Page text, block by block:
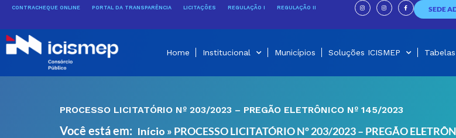
conteúdo
CONTRACHEQUE ONLINE PORTAL DA TRANSPARÊNCIA LICITAÇÕES REGULAÇÃO I REGULAÇÃO II
I
n
s
t
g
I
n
s
t
g
F
a
c
e
o
SEDE
Home Institucional Municípios Soluções ICISMEP Tabelas
PROCESSO LICITATÓRIO Nº 203/2023 – PREGÃO ELETRÔNICO Nº 145/2023
Você está em: Início » PROCESSO LICITATÓRIO Nº 203/2023 – PREGÃO